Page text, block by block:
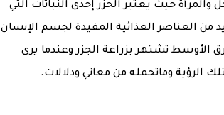
حيث يعتبر الجزر إحدى النباتات التي
من العناصر الغذائية المفيدة لجسم الإنسان
الأوسط تشتهر بزراعة الجزر وعندما يرى
الرؤية وماتحمله من معاني ودلالات.